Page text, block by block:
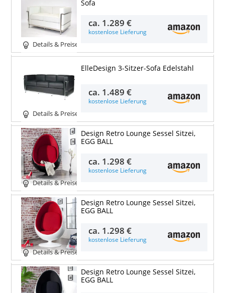
Details & Preise
Sofa
ca. 1.289 €
kostenlose Lieferung
Details & Preise
ElleDesign 3-Sitzer-Sofa Edelstahl
ca. 1.489 €
kostenlose Lieferung
Details & Preise
Design Retro Lounge Sessel Sitzei,
EGG BALL
ca. 1.298 €
kostenlose Lieferung
Details & Preise
Design Retro Lounge Sessel Sitzei,
EGG BALL
ca. 1.298 €
kostenlose Lieferung
Design Retro Lounge Sessel Sitzei,
EGG BALL